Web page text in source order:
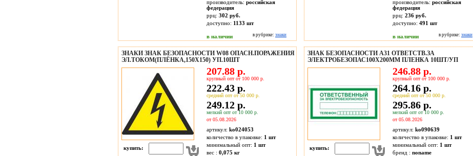
производитель: российская
федерация
ррц: 302 руб.
доступно: 1133 шт
в наличии в рубрике: знаки
производитель: российская
федерация
ррц: 236 руб.
доступно: 491 шт
в наличии в рубрике: знаки
ЗНАКИ ЗНАК БЕЗОПАСНОСТИ W08 ОПАСН.ПОРАЖЕНИЯ
ЭЛ.ТОКОМ(ПЛЁНКА,150Х150) УП.10ШТ
купить:
207.88 р.
крупный опт от 100 000 р.
222.43 р.
средний опт от 50 000 р.
249.12 р.
мелкий опт от 10 000 р.
от 05.08.2026
артикул: ko024053
количество в упаковке: 1 шт
минимальный опт: 1 шт
вес : 0,075 кг
ЗНАК БЕЗОПАСНОСТИ A31 ОТВЕТСТВ.ЗА
ЭЛЕКТРОБЕЗОПАС100X200ММ ПЛЕНКА 10ШТ/УП
купить:
246.88 р.
крупный опт от 100 000 р.
264.16 р.
средний опт от 50 000 р.
295.86 р.
мелкий опт от 10 000 р.
от 05.08.2026
артикул: ko090639
количество в упаковке: 1 шт
минимальный опт: 1 шт
бренд : noname